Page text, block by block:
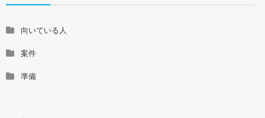
向いている人
案件
準備